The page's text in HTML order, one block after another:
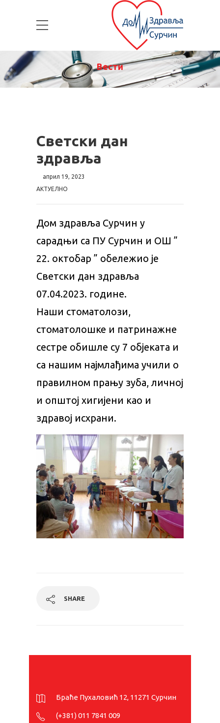
Вести
Светски дан
здравља
април 19, 2023
АКТУЕЛНО
Дом здравља Сурчин у
сарадњи са ПУ Сурчин и ОШ ”
22. октобар ” обележио је
Светски дан здравља
07.04.2023. године.
Наши стоматолози,
стоматолошке и патринажне
сестре обишле су 7 објеката и
са нашим најмлађима учили о
правилном прању зуба, личној
и општој хигијени као и
здравој исхрани.
SHARE
Браће Пухаловић 12, 11271 Сурчин
(+381) 011 7841 009